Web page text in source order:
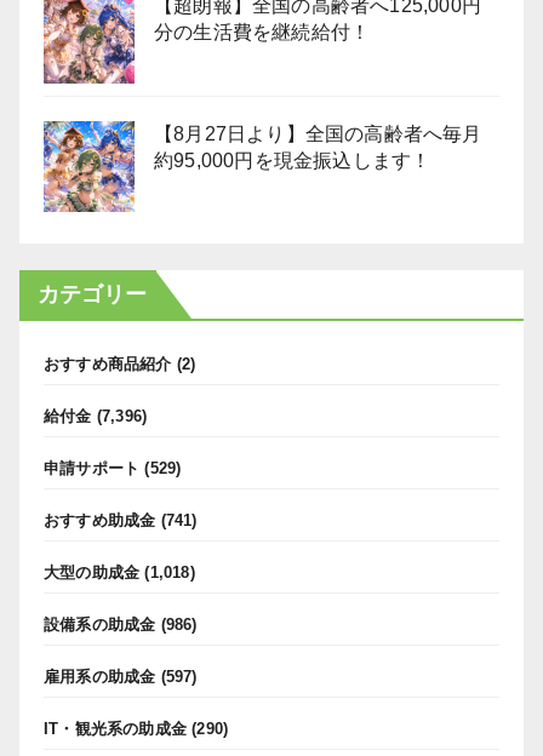
【超朗報】全国の高齢者へ125,000円
分の生活費を継続給付！
【8月27日より】全国の高齢者へ毎月
約95,000円を現金振込します！
カテゴリー
おすすめ商品紹介 (2)
給付金 (7,396)
申請サポート (529)
おすすめ助成金 (741)
大型の助成金 (1,018)
設備系の助成金 (986)
雇用系の助成金 (597)
IT・観光系の助成金 (290)